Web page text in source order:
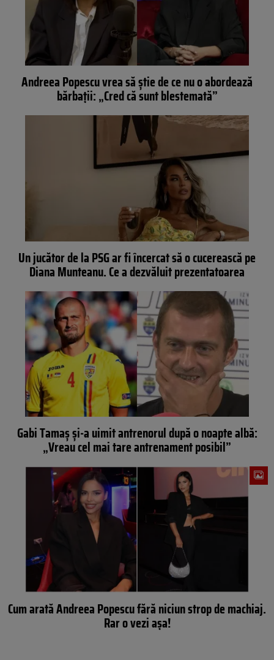
Andreea Popescu vrea să știe de ce nu o abordează
bărbații: „Cred că sunt blestemată”
Un jucător de la PSG ar fi încercat să o cucerească pe
Diana Munteanu. Ce a dezvăluit prezentatoarea
Gabi Tamaș și-a uimit antrenorul după o noapte albă:
„Vreau cel mai tare antrenament posibil”
Cum arată Andreea Popescu fără niciun strop de machiaj.
Rar o vezi așa!